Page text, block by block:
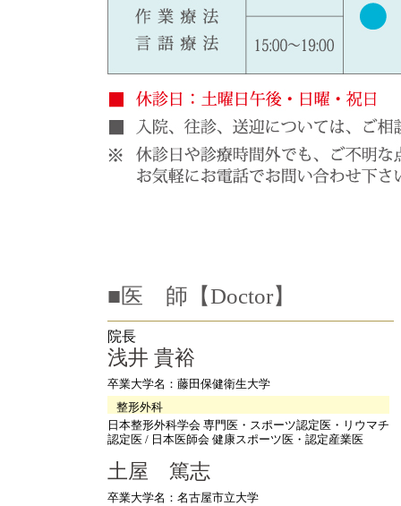
■医 師【Doctor】
院長
浅井 貴裕
卒業大学名：藤田保健衛生大学
整形外科
日本整形外科学会 専門医・スポーツ認定医・リウマチ
認定医 / 日本医師会 健康スポーツ医・認定産業医
土屋 篤志
卒業大学名：名古屋市立大学